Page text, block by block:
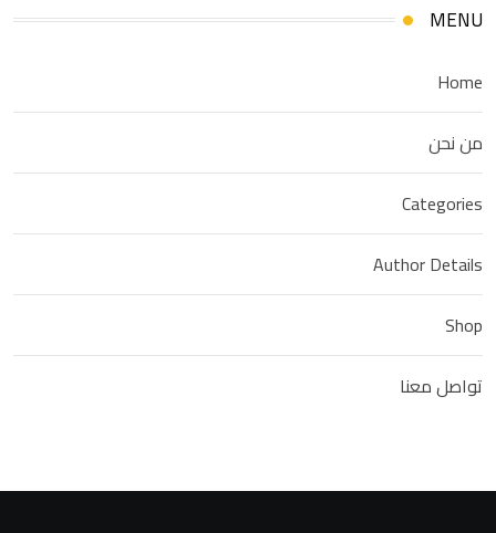
MENU
Home
من نحن
Categories
Author Details
Shop
تواصل معنا